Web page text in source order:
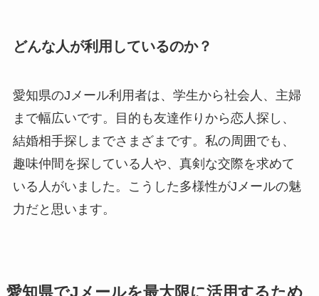
どんな人が利用しているのか？
愛知県のJメール利用者は、学生から社会人、主婦
まで幅広いです。目的も友達作りから恋人探し、
結婚相手探しまでさまざまです。私の周囲でも、
趣味仲間を探している人や、真剣な交際を求めて
いる人がいました。こうした多様性がJメールの魅
力だと思います。